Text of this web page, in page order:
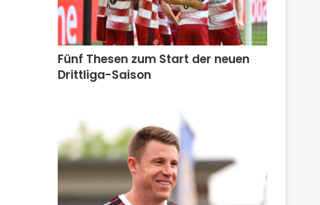
Fünf Thesen zum Start der neuen
Drittliga-Saison